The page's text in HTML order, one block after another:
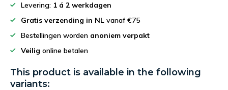
Levering: 1 á 2 werkdagen
Gratis verzending in NL vanaf €75
Bestellingen worden anoniem verpakt
Veilig online betalen
This product is available in the following
variants: